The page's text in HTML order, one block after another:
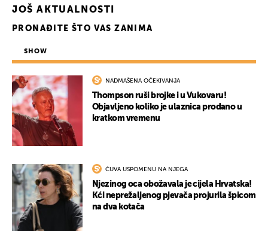
JOŠ AKTUALNOSTI
PRONAĐITE ŠTO VAS ZANIMA
SHOW
NADMAŠENA OČEKIVANJA
Thompson ruši brojke i u Vukovaru!
Objavljeno koliko je ulaznica prodano u
kratkom vremenu
ČUVA USPOMENU NA NJEGA
Njezinog oca obožavala je cijela Hrvatska!
Kći neprežaljenog pjevača projurila špicom
na dva kotača